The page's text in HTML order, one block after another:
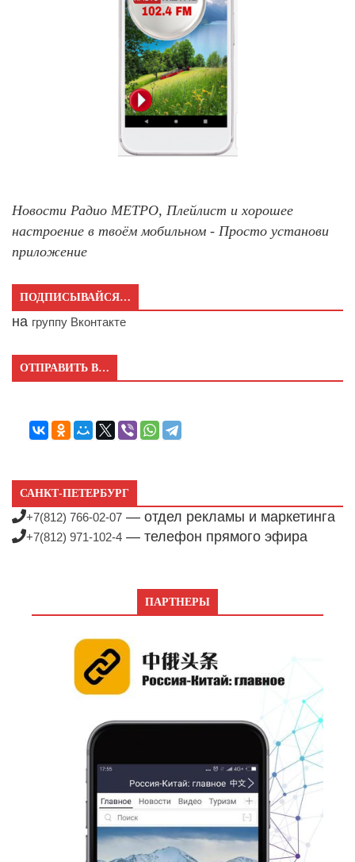
Новости Радио МЕТРО, Плейлист и хорошее
настроение в твоём мобильном - Просто установи
приложение
ПОДПИСЫВАЙСЯ…
на группу Вконтакте
ОТПРАВИТЬ В…
САНКТ-ПЕТЕРБУРГ
+7(812) 766-02-07 — отдел рекламы и маркетинга
+7(812) 971-102-4 — телефон прямого эфира
ПАРТНЕРЫ